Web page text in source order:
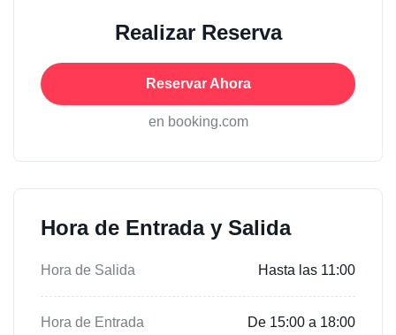
Realizar Reserva
Reservar Ahora
en booking.com
Hora de Entrada y Salida
Hora de Salida Hasta las 11:00
Hora de Entrada De 15:00 a 18:00